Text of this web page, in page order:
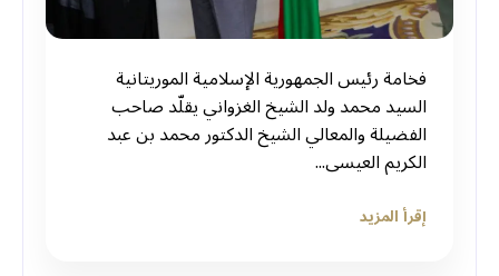
فخامة رئيس الجمهورية الإسلامية الموريتانية
السيد محمد ولد الشيخ الغزواني يقلّد صاحب
الفضيلة والمعالي الشيخ الدكتور محمد بن عبد
الكريم العيسى...
إقرأ المزيد